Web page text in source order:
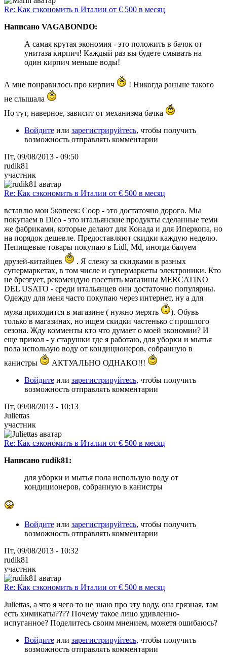
Re: Как сэкономить в Италии от € 500 в месяц
Написано VAGABONDO:
А самая крутая экономия - это положить в бачок от
унитаза кирпич! Каждый раз вы будете смывать на
один кирпич меньше воды!
А мне понравилось про кирпич
! Никогда раньше такого
не слышала
Но тут, наверное, зависит от механизма бачка
Войдите или зарегистрируйтесь, чтобы получить
возможность отправлять комментарии
Пт, 09/08/2013 - 09:50
rudik81
участник
Re: Как сэкономить в Италии от € 500 в месяц
вставлю мои 5копеек: Соор - это достаточно дорого. Мы
покупаем в Dico - это итальянские продукты сделанные теми
же фабриками, которые делают для Конада и для Иперкопа, но
на порядок дешевле. Предоставляют скидки каждую неделю.
Непищевые товары покупаю в Lidl, Md, иногда балуем
друзей-китайцев
. Я слежу за скидками в разных
супермаркетах, в том числе и супермаркеты электроники. Кто
не брезгует, рекомендую посетить магазины MERCATINO
DEL USATO - среди итальянцев они достаточно популярны.
Одежду для меня часто покупаю через интернет, ну а для
мужа приходится в магазине ( нужно мерять
). Обувь
только в магазинах, но ищем скидки частенько с прошлого
сезона. Жду комменты кто что думает о моей экономии? И
еще прикол - у старушки где я работаю, для уборки и мытья
пола использую воду от кондиционеров, собранную в
канистры
АКТУАЛЬНО ОДНАКО!!!
Войдите или зарегистрируйтесь, чтобы получить
возможность отправлять комментарии
Пт, 09/08/2013 - 10:13
Juliettas
участник
Re: Как сэкономить в Италии от € 500 в месяц
Написано rudik81:
для уборки и мытья пола использую воду от
кондиционеров, собранную в канистры
Войдите или зарегистрируйтесь, чтобы получить
возможность отправлять комментарии
Пт, 09/08/2013 - 10:32
rudik81
участник
Re: Как сэкономить в Италии от € 500 в месяц
Juliettas, а что я чего то не знаю про эту воду, она грязная, там
есть химикаты???? Почему такое лицо удивленно-
испуганное? Поделитесь своим мнением, можетя ошибаюсь?
Войдите или зарегистрируйтесь, чтобы получить
возможность отправлять комментарии